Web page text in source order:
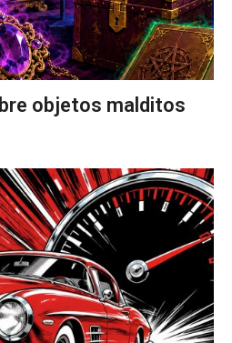
objetos malditos